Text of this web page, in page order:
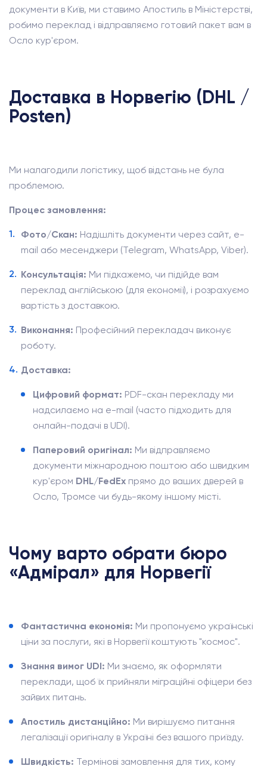
документи в Київ, ми ставимо Апостиль в Міністерстві,
робимо переклад і відправляємо готовий пакет вам в
Осло кур'єром.
Доставка в Норвегію (DHL /
Posten)
Ми налагодили логістику, щоб відстань не була
проблемою.
Процес замовлення:
Фото/Скан: Надішліть документи через сайт, e-
mail або месенджери (Telegram, WhatsApp, Viber).
Консультація: Ми підкажемо, чи підійде вам
переклад англійською (для економії), і розрахуємо
вартість з доставкою.
Виконання: Професійний перекладач виконує
роботу.
Доставка:
Цифровий формат: PDF-скан перекладу ми
надсилаємо на e-mail (часто підходить для
онлайн-подачі в UDI).
Паперовий оригінал: Ми відправляємо
документи міжнародною поштою або швидким
кур'єром DHL/FedEx прямо до ваших дверей в
Осло, Тромсе чи будь-якому іншому місті.
Чому варто обрати бюро
«Адмірал» для Норвегії
Фантастична економія: Ми пропонуємо українські
ціни за послуги, які в Норвегії коштують "космос".
Знання вимог UDI: Ми знаємо, як оформляти
переклади, щоб їх прийняли міграційні офіцери без
зайвих питань.
Апостиль дистанційно: Ми вирішуємо питання
легалізації оригіналу в Україні без вашого приїзду.
Швидкість: Термінові замовлення для тих, кому